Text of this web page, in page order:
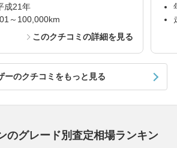
成21年
～100,000km
このクチコミの詳細を見る
ーのクチコミをもっと見る
のグレード別査定相場ランキン